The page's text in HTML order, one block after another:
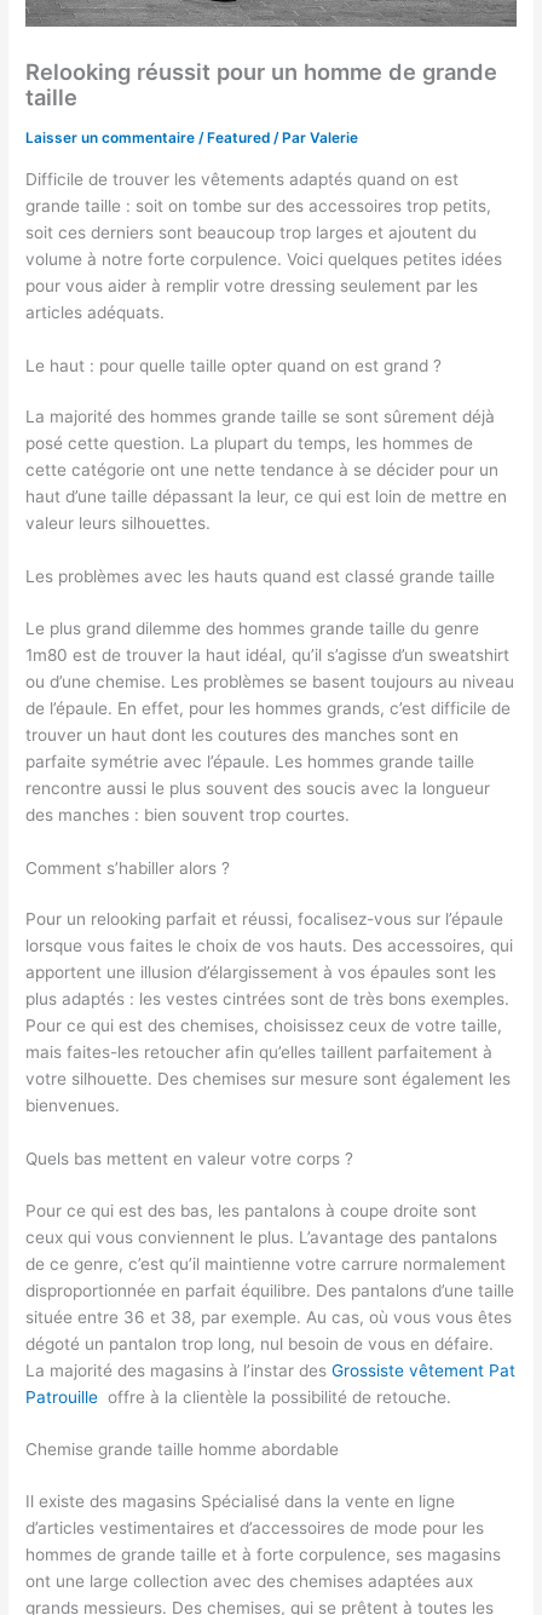
Relooking réussit pour un homme de grande
taille
Laisser un commentaire / Featured / ParValerie
Difficile de trouver les vêtements adaptés quand on est
grande taille : soit on tombe sur des accessoires trop petits,
soit ces derniers sont beaucoup trop larges et ajoutent du
volume à notre forte corpulence. Voici quelques petites idées
pour vous aider à remplir votre dressing seulement par les
articles adéquats.
Le haut : pour quelle taille opter quand on est grand ?
La majorité des hommes grande taille se sont sûrement déjà
posé cette question. La plupart du temps, les hommes de
cette catégorie ont une nette tendance à se décider pour un
haut d’une taille dépassant la leur, ce qui est loin de mettre en
valeur leurs silhouettes.
Les problèmes avec les hauts quand est classé grande taille
Le plus grand dilemme des hommes grande taille du genre
1m80 est de trouver la haut idéal, qu’il s’agisse d’un sweatshirt
ou d’une chemise. Les problèmes se basent toujours au niveau
de l’épaule. En effet, pour les hommes grands, c’est difficile de
trouver un haut dont les coutures des manches sont en
parfaite symétrie avec l’épaule. Les hommes grande taille
rencontre aussi le plus souvent des soucis avec la longueur
des manches : bien souvent trop courtes.
Comment s’habiller alors ?
Pour un relooking parfait et réussi, focalisez-vous sur l’épaule
lorsque vous faites le choix de vos hauts. Des accessoires, qui
apportent une illusion d’élargissement à vos épaules sont les
plus adaptés : les vestes cintrées sont de très bons exemples.
Pour ce qui est des chemises, choisissez ceux de votre taille,
mais faites-les retoucher afin qu’elles taillent parfaitement à
votre silhouette. Des chemises sur mesure sont également les
bienvenues.
Quels bas mettent en valeur votre corps ?
Pour ce qui est des bas, les pantalons à coupe droite sont
ceux qui vous conviennent le plus. L’avantage des pantalons
de ce genre, c’est qu’il maintienne votre carrure normalement
disproportionnée en parfait équilibre. Des pantalons d’une taille
située entre 36 et 38, par exemple. Au cas, où vous vous êtes
dégoté un pantalon trop long, nul besoin de vous en défaire.
La majorité des magasins à l’instar desGrossiste vêtement Pat
Patrouille offre à la clientèle la possibilité de retouche.
Chemise grande taille homme abordable
Il existe des magasins Spécialisé dans la vente en ligne
d’articles vestimentaires et d’accessoires de mode pour les
hommes de grande taille et à forte corpulence, ses magasins
ont une large collection avec des chemises adaptées aux
grands messieurs. Des chemises, qui se prêtent à toutes les